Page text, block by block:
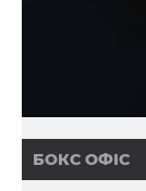
БОКС ОФІС